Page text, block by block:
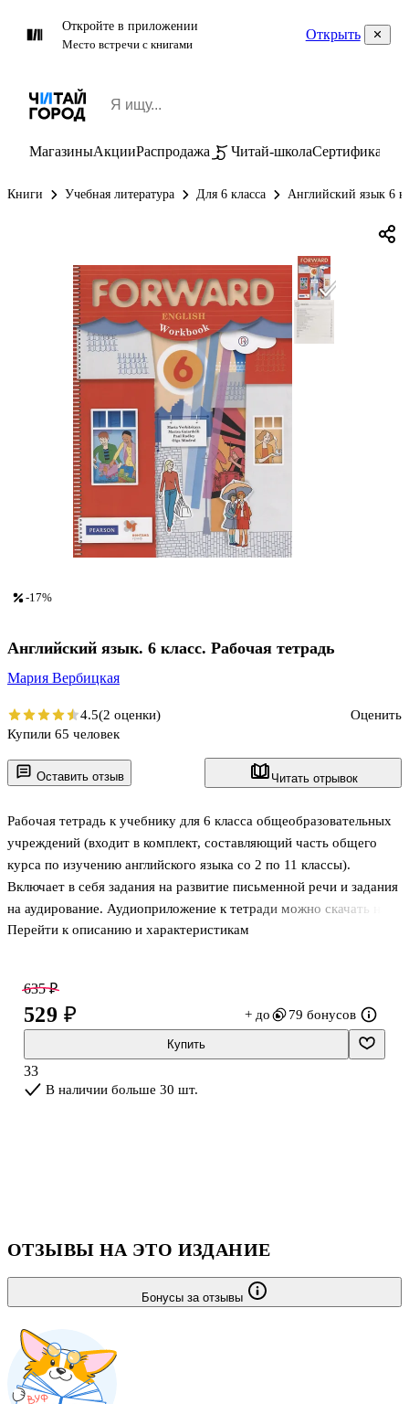
Откройте в приложении
Место встречи с книгами
Открыть
МагазиныАкцииРаспродажа Читай-школаСертификаты
Книги Учебная литература Для 6 класса Английский язык 6
Оставить отзыв Читать отрывок
Рабочая тетрадь к учебнику для 6 класса общеобразовательных
учреждений (входит в комплект, составляющий часть общего
курса по изучению английского языка со 2 по 11 классы).
Включает в себя задания на развитие письменной речи и задания
на аудирование. Аудиоприложение к тетради можно скачать на
сайте издательства. .
Перейти к описанию и характеристикам
-17%
Английский язык. 6 класс. Рабочая тетрадь
Мария Вербицкая
4.5(2 оценки)
Оценить
Купили 65 человек
635 ₽
529 ₽ + до 79 бонусов
Купить
33
В наличии больше 30 шт.
ОТЗЫВЫ НА ЭТО ИЗДАНИЕ
Бонусы за отзывы